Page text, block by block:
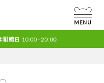
MENU
開館日 10:00 - 20:00